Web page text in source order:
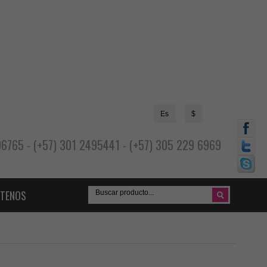
$
Es
- (+57) 301 2495441 - (+57) 305 229 6969